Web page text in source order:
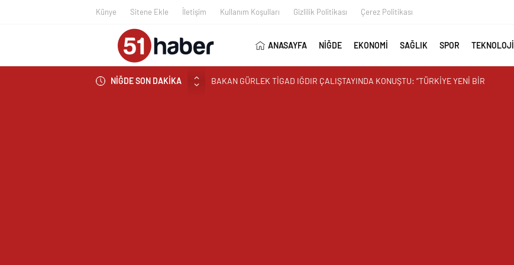
Künye Sitene Ekle İletişim Kullanım Koşulları Gizlilik Politikası Çerez Politikası
ANASAYFA NİĞDE EKONOMİ SAĞLIK SPOR TEKNOLOJİ
NİĞDE SON DAKİKA
BAKAN GÜRLEK TİGAD IĞDIR ÇALIŞTAYINDA KONUŞTU: ”TÜRKİYE YENİ BİR